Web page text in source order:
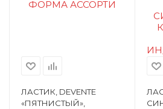
ЛАСТИК, DEVENTE
«ПЯТНИСТЫЙ»,